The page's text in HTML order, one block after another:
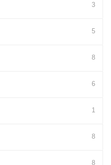
3
5
8
6
1
8
8